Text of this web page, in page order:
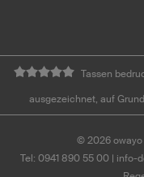
Tassen
ausgezeichnet, auf
© 2026owayo
Tel: 0941 890 55 00
info-